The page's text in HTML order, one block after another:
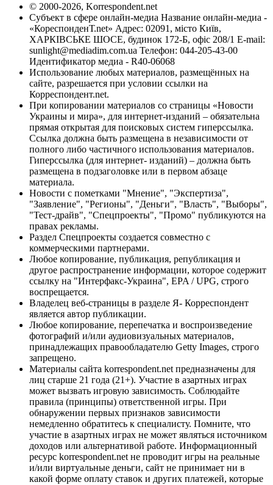
© 2000-2026, Korrespondent.net
Субъект в сфере онлайн-медиа Название онлайн-медиа -
«КореспонденТ.net» Адрес: 02091, місто Київ,
ХАРКІВСЬКЕ ШОСЕ, будинок 172-Б, офіс 208/1 E-mail:
sunlight@mediadim.com.ua Телефон: 044-205-43-00
Идентификатор медиа - R40-06068
Использование любых материалов, размещённых на
сайте, разрешается при условии ссылки на
Корреспондент.net.
При копировании материалов со страницы «Новости
Украины и мира», для интернет-изданий – обязательна
прямая открытая для поисковых систем гиперссылка.
Ссылка должна быть размещена в независимости от
полного либо частичного использования материалов.
Гиперссылка (для интернет- изданий) – должна быть
размещена в подзаголовке или в первом абзаце
материала.
Новости с пометками "Мнение", "Экспертиза",
"Заявление", "Регионы", "Деньги", "Власть", "Выборы",
"Тест-драйв", "Спецпроекты", "Промо" публикуются на
правах рекламы.
Раздел Спецпроекты создается совместно с
коммерческими партнерами.
Любое копирование, публикация, републикация и
другое распространение информации, которое содержит
ссылку на "Интерфакс-Украина", EPA / UPG, строго
воспрещается.
Владелец веб-страницы в разделе Я- Корреспондент
является автор публикации.
Любое копирование, перепечатка и воспроизведение
фотографий и/или аудиовизуальных материалов,
принадлежащих правообладателю Getty Images, строго
запрещено.
Материалы сайта korrespondent.net предназначены для
лиц старше 21 года (21+). Участие в азартных играх
может вызвать игровую зависимость. Соблюдайте
правила (принципы) ответственной игры. При
обнаружении первых признаков зависимости
немедленно обратитесь к специалисту. Помните, что
участие в азартных играх не может являться источником
доходов или альтернативой работе. Информационный
ресурс korrespondent.net не проводит игры на реальные
и/или виртуальные деньги, сайт не принимает ни в
какой форме оплату ставок и других платежей, которые